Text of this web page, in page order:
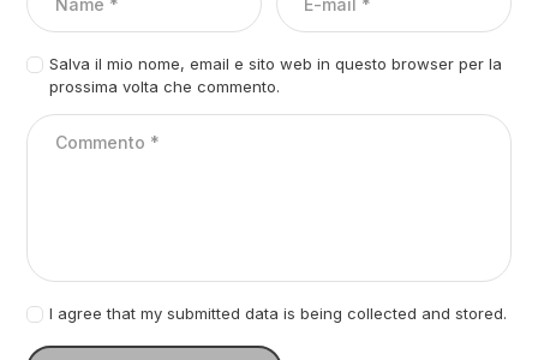
Salva il mio nome, email e sito web in questo browser per la
prossima volta che commento.
I agree that my submitted data is being collected and stored.